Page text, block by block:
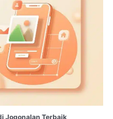
Jogonalan Terbaik